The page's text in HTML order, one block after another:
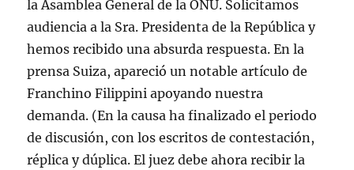
la Asamblea General de la ONU. Solicitamos
audiencia a la Sra. Presidenta de la República y
hemos recibido una absurda respuesta. En la
prensa Suiza, apareció un notable artículo de
Franchino Filippini apoyando nuestra
demanda. (En la causa ha finalizado el periodo
de discusión, con los escritos de contestación,
réplica y dúplica. El juez debe ahora recibir la